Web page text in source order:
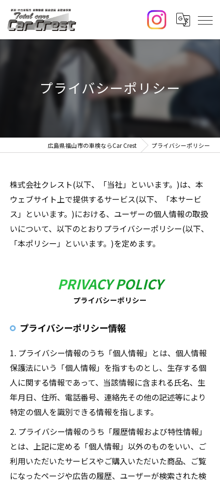
プライバシーポリシー
広島県福山市の車検ならCar Crest プライバシーポリシー
株式会社クレスト(以下、「当社」といいます。)は、本
ウェブサイト上で提供するサービス(以下、「本サービ
ス」といいます。)における、ユーザーの個人情報の取扱
いについて、以下のとおりプライバシーポリシー(以下、
「本ポリシー」といいます。)を定めます。
プライバシーポリシー
PRIVACY POLICY
プライバシーポリシー情報
1. プライバシー情報のうち「個人情報」とは、個人情報
保護法にいう「個人情報」を指すものとし、生存する個
人に関する情報であって、当該情報に含まれる氏名、生
年月日、住所、電話番号、連絡先その他の記述等により
特定の個人を識別できる情報を指します。
2. プライバシー情報のうち「履歴情報および特性情報」
とは、上記に定める「個人情報」以外のものをいい、ご
利用いただいたサービスやご購入いただいた商品、ご覧
になったページや広告の履歴、ユーザーが検索された検